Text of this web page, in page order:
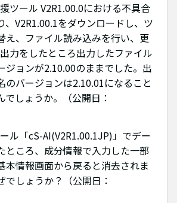
ツール V2R1.00.0における不具合
、V2R1.00.1をダウンロードし、ツ
え、ファイル読み込みを行い、更
力をしたところ出力したファイル
ジョンが2.10.00のままでした。出
のバージョンは2.10.01になること
でしょうか。（公開日：
ル「cS-AI(V2R1.00.1JP)」でデー
ところ、成分情報で入力した一部
本情報画面から戻ると消去されま
でしょうか？（公開日：